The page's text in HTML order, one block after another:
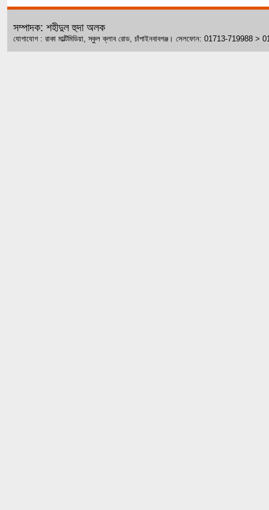
সম্পাদক: শহীদুল হুদা অলক
যোগাযোগ : রাকা মাল্টিমিডিয়া, স্কুল ক্লাব রোড, চাঁপাইনবাবগঞ্জ। সেলফোন: 01713-